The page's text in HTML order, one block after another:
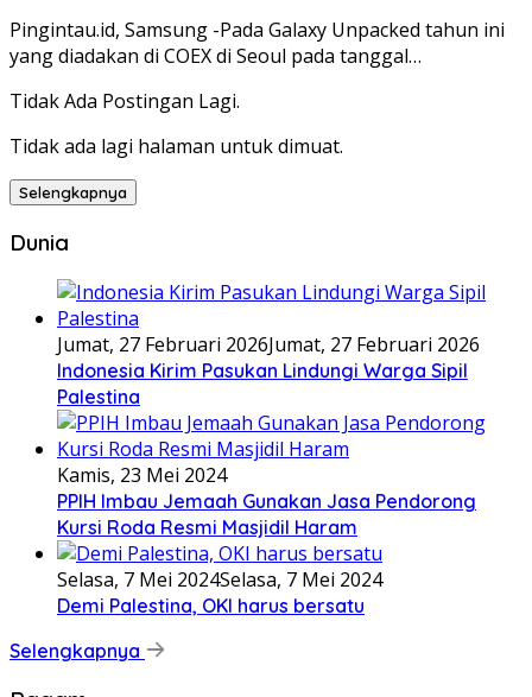
Pingintau.id, Samsung -Pada Galaxy Unpacked tahun ini
yang diadakan di COEX di Seoul pada tanggal…
Tidak Ada Postingan Lagi.
Tidak ada lagi halaman untuk dimuat.
Selengkapnya
Dunia
Jumat, 27 Februari 2026Jumat, 27 Februari 2026
Indonesia Kirim Pasukan Lindungi Warga Sipil
Palestina
Kamis, 23 Mei 2024
PPIH Imbau Jemaah Gunakan Jasa Pendorong
Kursi Roda Resmi Masjidil Haram
Selasa, 7 Mei 2024Selasa, 7 Mei 2024
Demi Palestina, OKI harus bersatu
Selengkapnya